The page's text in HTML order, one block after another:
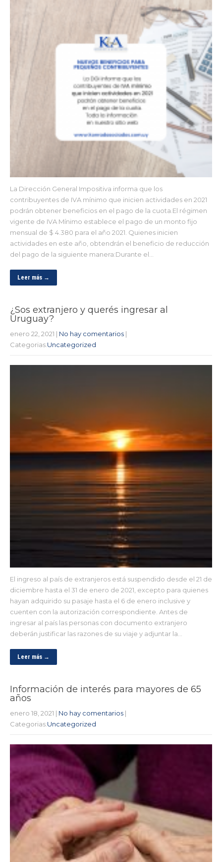
La Dirección General Impositiva informa que los
contribuyentes de IVA mínimo que inicien actividades en 2021
podrán obtener beneficios en el pago de la cuota.El régimen
vigente de IVA Mínimo establece el pago de un monto fijo
mensual de $ 4.380 para el año 2021. Quienes inicien
actividades en este año, obtendrán el beneficio de reducción
del pago de la siguiente manera:Durante el…
Leer más →
¿Sos extranjero y querés ingresar al
Uruguay?
enero 22, 2021 | No hay comentarios |
Categorias:Uncategorized
El ingreso al país de extranjeros está suspendido desde el 21 de
diciembre hasta el 31 de enero de 2021, excepto para quienes
hayan adquirido su pasaje hasta el 6 de enero inclusive y
cuenten con la autorización correspondiente. Antes de
ingresar al país las personas con documento extranjero
deberán justificar las razones de su viaje y adjuntar la…
Leer más →
Información de interés para mayores de 65
años
enero 18, 2021 | No hay comentarios |
Categorias:Uncategorized